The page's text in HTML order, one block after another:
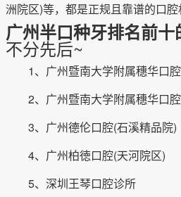
洲院区)等，都是正规且靠谱的口腔
广州半口种牙排名前十
不分先后~
1、广州暨南大学附属穗华口
2、广州暨南大学附属穗华口
3、广州德伦口腔(石溪精品院)
4、广州柏徳口腔(天河院区)
5、深圳王琴口腔诊所